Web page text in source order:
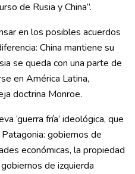
de Rusia y China”.
en los posibles acuerdos
China mantiene su
se queda con una parte de
en América Latina,
doctrina Monroe.
‘guerra fría’ ideológica, que
gobiernos de
económicas, la propiedad
de izquierda